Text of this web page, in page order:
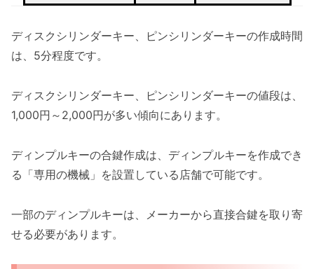
ディスクシリンダーキー、ピンシリンダーキーの作成時間
は、5分程度です。
ディスクシリンダーキー、ピンシリンダーキーの値段は、
1,000円～2,000円が多い傾向にあります。
ディンプルキーの合鍵作成は、ディンプルキーを作成でき
る「専用の機械」を設置している店舗で可能です。
一部のディンプルキーは、メーカーから直接合鍵を取り寄
せる必要があります。